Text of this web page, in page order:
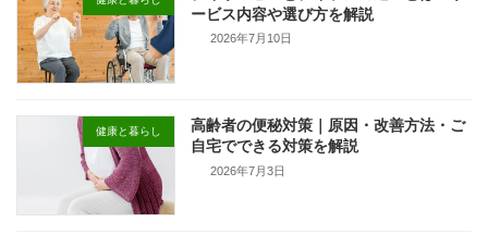
ービス内容や選び方を解説
2026年7月10日
健康と暮らし
高齢者の便秘対策｜原因・改善方法・ご
自宅でできる対策を解説
2026年7月3日